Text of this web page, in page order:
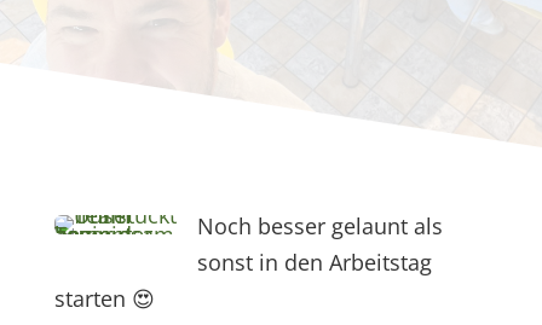
Noch besser gelaunt als
sonst in den Arbeitstag
starten 😍